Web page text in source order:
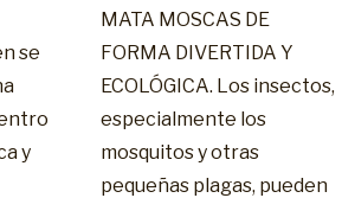
se
y
MATA MOSCAS DE
FORMA DIVERTIDA Y
ECOLÓGICA. Los insectos,
especialmente los
mosquitos y otras
pequeñas plagas, pueden